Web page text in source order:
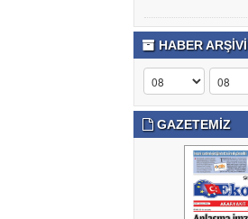
HABER ARŞİVİ
GAZETEMİZ